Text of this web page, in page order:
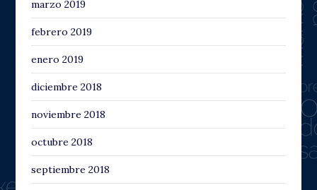
marzo 2019
febrero 2019
enero 2019
diciembre 2018
noviembre 2018
octubre 2018
septiembre 2018